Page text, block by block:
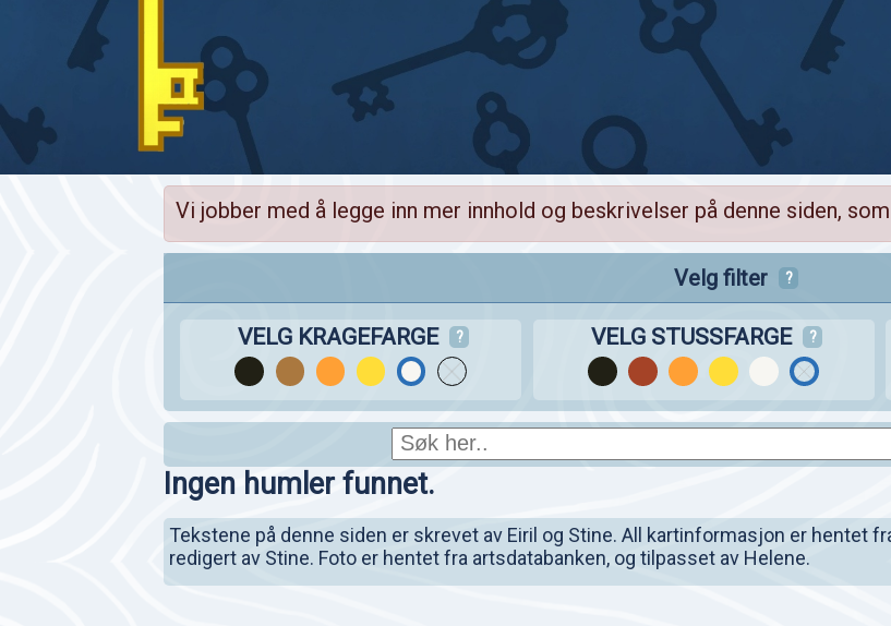
Vi jobber med å legge inn mer innhold og beskrivelser på denne siden,
Velg filter ?
VELG KRAGEFARGE ? VELG STUSSFARGE ?
Ingen humler funnet.
Tekstene på denne siden er skrevet av Eiril og Stine. All kartinformasjon er hentet
redigert av Stine. Foto er hentet fra artsdatabanken, og tilpasset av Helene.